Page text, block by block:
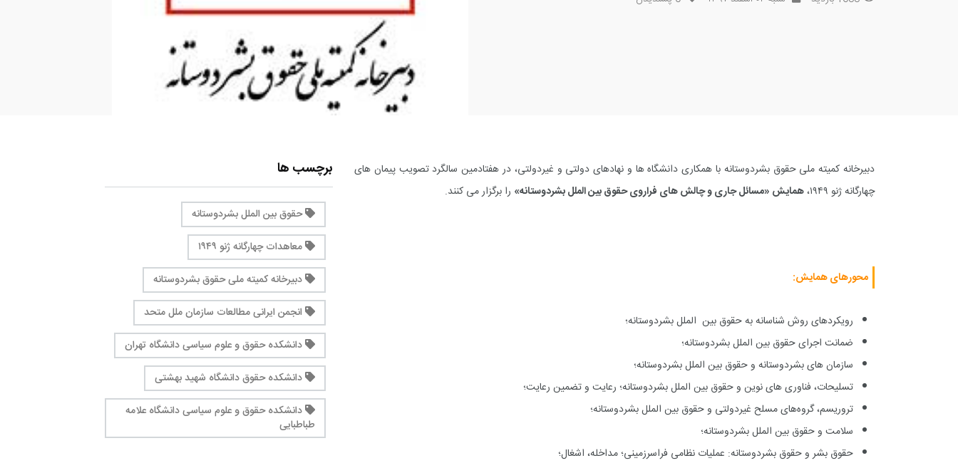
دبیرخانه کمیته ملی حقوق بشردوستانه با همکاری دانشگاه ها و نهادهای دولتی و غیردولتی، در هفتادمین سالگرد تصویب پیمان های
چهارگانه ژنو ۱۹۴۹،
همایش «مسائل جاری و چالش های فراروی حقوق بین الملل بشردوستانه» را برگزار می کنند.
محورهای همایش:
رویکردهای روش شناسانه به حقوق بین الملل بشردوستانه؛
ضمانت اجرای حقوق بین الملل بشردوستانه؛
سازمان های بشردوستانه و حقوق بین الملل بشردوستانه؛
تسلیحات، فناوری های نوین و حقوق بین الملل بشردوستانه؛ رعایت و تضمین رعایت؛
تروریسم، گروههای مسلح غیردولتی و حقوق بین الملل بشردوستانه؛
سلامت و حقوق بین الملل بشردوستانه؛
حقوق بشر و حقوق بشردوستانه: عملیات نظامی فراسرزمینی؛ مداخله، اشغال؛
برچسب ها
حقوق بین الملل بشردوستانه
معاهدات چهارگانه ژنو ۱۹۴۹
دبیرخانه کمیته ملی حقوق بشردوستانه
انجمن ایرانی مطالعات سازمان ملل متحد
دانشکده حقوق و علوم سیاسی دانشگاه تهران
دانشکده حقوق دانشگاه شهید بهشتی
دانشکده حقوق و علوم سیاسی دانشگاه علامه
طباطبایی